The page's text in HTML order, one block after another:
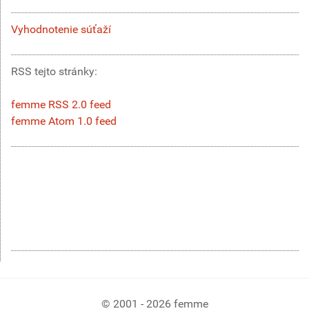
Vyhodnotenie súťaží
RSS tejto stránky:
femme RSS 2.0 feed
femme Atom 1.0 feed
© 2001 - 2026 femme